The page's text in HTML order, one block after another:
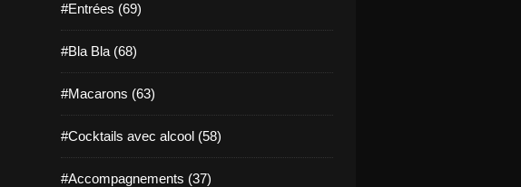
#Entrées (69)
#Bla Bla (68)
#Macarons (63)
#Cocktails avec alcool (58)
#Accompagnements (37)